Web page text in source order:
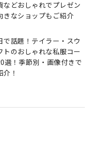
などおしゃれでプレゼン
きなショップもご紹介
で話題！テイラー・スウ
トのおしゃれな私服コー
選！季節別・画像付きで
介！